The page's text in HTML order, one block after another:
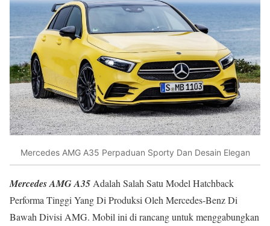
Mercedes AMG A35 Perpaduan Sporty Dan Desain Elegan
Mercedes AMG A35 Adalah Salah Satu Model Hatchback
Performa Tinggi Yang Di Produksi Oleh Mercedes-Benz Di
Bawah Divisi AMG. Mobil ini di rancang untuk menggabungkan